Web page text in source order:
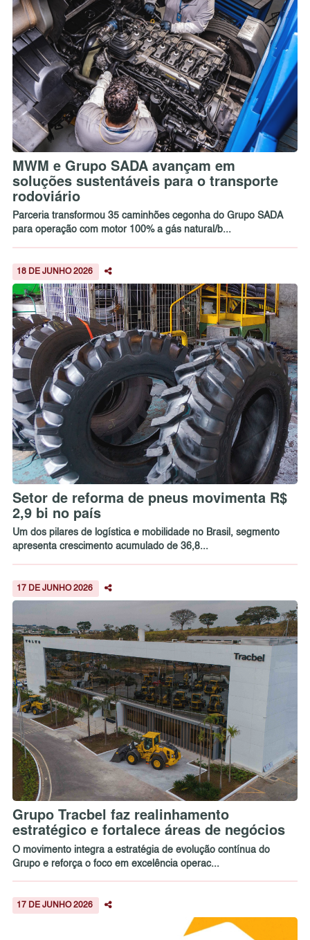
MWM e Grupo SADA avançam em
soluções sustentáveis para o transporte
rodoviário
Parceria transformou 35 caminhões cegonha do Grupo SADA
para operação com motor 100% a gás natural/b...
18 DE JUNHO 2026
Setor de reforma de pneus movimenta R$
2,9 bi no país
Um dos pilares de logística e mobilidade no Brasil, segmento
apresenta crescimento acumulado de 36,8...
17 DE JUNHO 2026
Grupo Tracbel faz realinhamento
estratégico e fortalece áreas de negócios
O movimento integra a estratégia de evolução contínua do
Grupo e reforça o foco em excelência operac...
17 DE JUNHO 2026